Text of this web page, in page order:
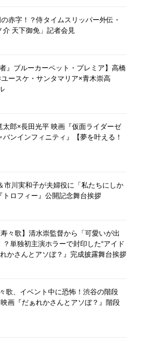
赤字！？侍タイムスリッパー外伝・
天下御免」記者会見
』ブルーカーペット・プレミア】高橋
ースケ・サンタマリア×青木崇高
郎×長田光平 映画『仮面ライダーゼ
ンインフィニティ』【夢を叶える！
市川実和子が夫婦役に「私たちにしか
ロフィー』公開記念舞台挨拶
寿々歌】清水崇監督から「可愛いが出
単独初主演ホラーで封印した“アイド
かさんとアソぼ？』完成披露舞台挨拶
歌、イベント中に恐怖！渋谷の階段
画『だぁれかさんとアソぼ？』階段